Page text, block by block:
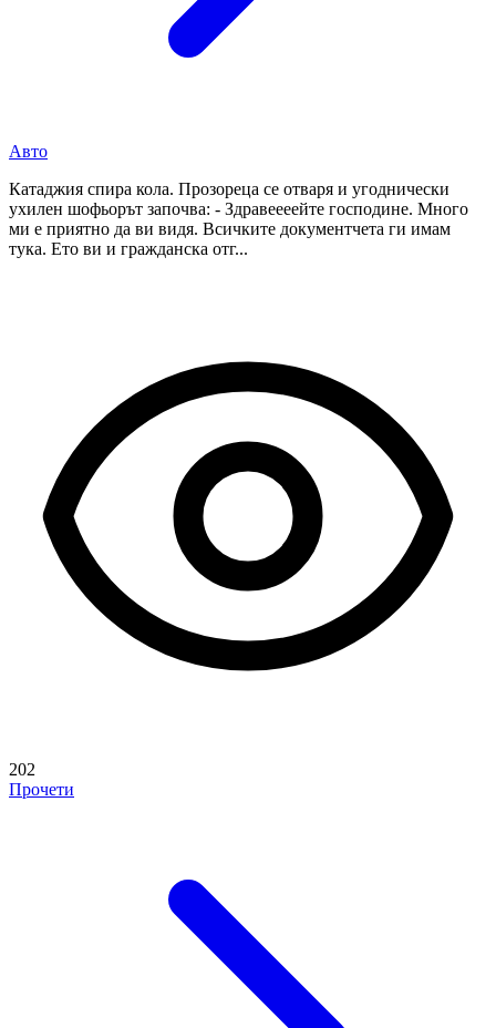
Авто
Катаджия спира кола. Прозореца се отваря и угоднически
ухилен шофьорът започва: - Здравеееейте господине. Много
ми е приятно да ви видя. Всичките документчета ги имам
тука. Ето ви и гражданска отг...
202
Прочети